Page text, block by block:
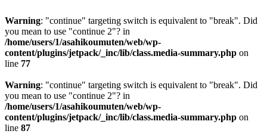
Warning: "continue" targeting switch is equivalent to "break". Did
you mean to use "continue 2"? in
/home/users/1/asahikoumuten/web/wp-
content/plugins/jetpack/_inc/lib/class.media-summary.php on
line 77
Warning: "continue" targeting switch is equivalent to "break". Did
you mean to use "continue 2"? in
/home/users/1/asahikoumuten/web/wp-
content/plugins/jetpack/_inc/lib/class.media-summary.php on
line 87